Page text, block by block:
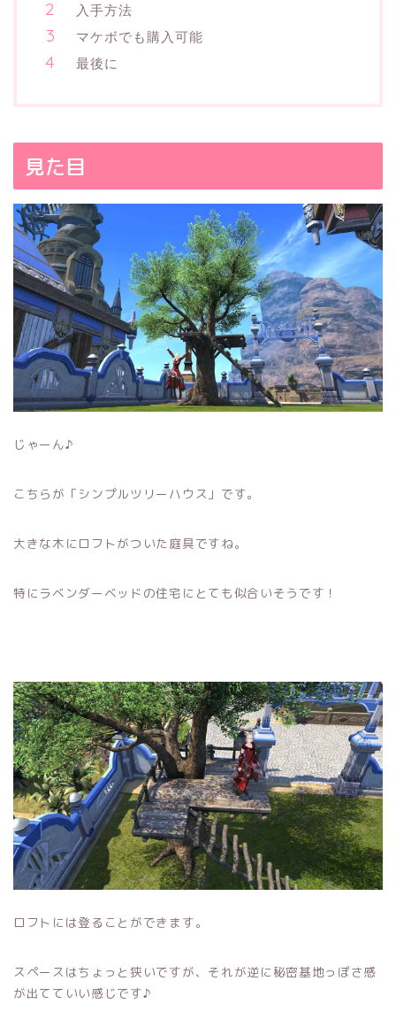
入手方法
マケボでも購入可能
最後に
見た目
じゃーん♪
こちらが「シンプルツリーハウス」です。
大きな木にロフトがついた庭具ですね。
特にラベンダーベッドの住宅にとても似合いそうです！
ロフトには登ることができます。
スペースはちょっと狭いですが、それが逆に秘密基地っぽさ感
が出てていい感じです♪